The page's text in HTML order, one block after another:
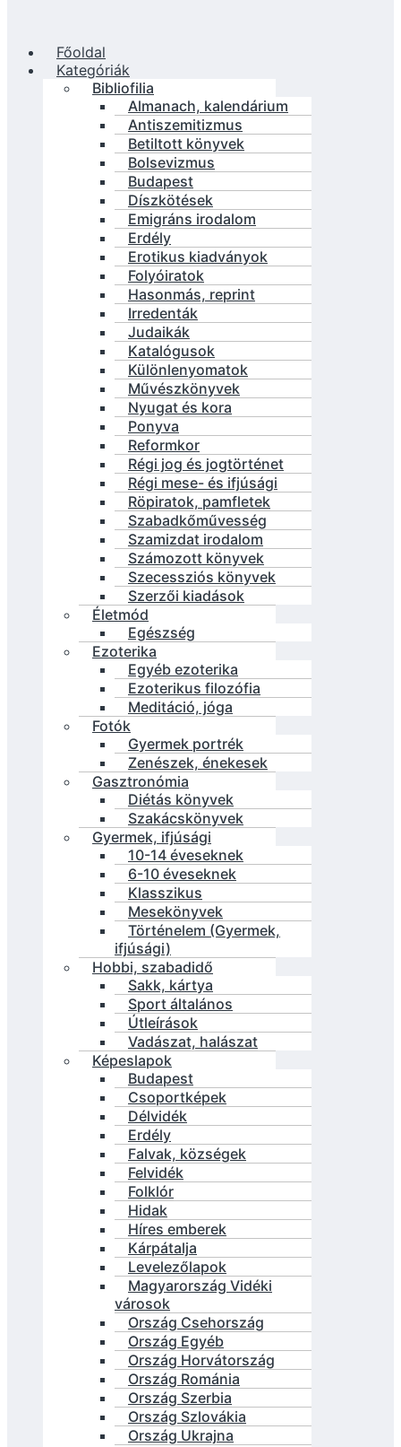
Főoldal
Kategóriák
Bibliofilia
Almanach, kalendárium
Antiszemitizmus
Betiltott könyvek
Bolsevizmus
Budapest
Díszkötések
Emigráns irodalom
Erdély
Erotikus kiadványok
Folyóiratok
Hasonmás, reprint
Irredenták
Judaikák
Katalógusok
Különlenyomatok
Művészkönyvek
Nyugat és kora
Ponyva
Reformkor
Régi jog és jogtörténet
Régi mese- és ifjúsági
Röpiratok, pamfletek
Szabadkőművesség
Szamizdat irodalom
Számozott könyvek
Szecessziós könyvek
Szerzői kiadások
Életmód
Egészség
Ezoterika
Egyéb ezoterika
Ezoterikus filozófia
Meditáció, jóga
Fotók
Gyermek portrék
Zenészek, énekesek
Gasztronómia
Diétás könyvek
Szakácskönyvek
Gyermek, ifjúsági
10-14 éveseknek
6-10 éveseknek
Klasszikus
Mesekönyvek
Történelem (Gyermek,
ifjúsági)
Hobbi, szabadidő
Sakk, kártya
Sport általános
Útleírások
Vadászat, halászat
Képeslapok
Budapest
Csoportképek
Délvidék
Erdély
Falvak, községek
Felvidék
Folklór
Hidak
Híres emberek
Kárpátalja
Levelezőlapok
Magyarország Vidéki
városok
Ország Csehország
Ország Egyéb
Ország Horvátország
Ország Románia
Ország Szerbia
Ország Szlovákia
Ország Ukrajna